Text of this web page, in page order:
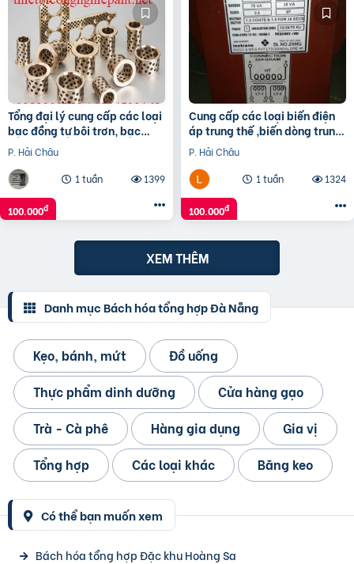
Tổng đại lý cung cấp các loại
bạc đồng tự bôi trơn, bạc
cầu, bạc Graphite
P. Hải Châu
1 tuần
1399
100.000đ
Cung cấp các loại biến điện
áp trung thế ,biến dòng trung
thế, tụ bù trung thế
P. Hải Châu
1 tuần
1324
100.000đ
XEM THÊM
Danh mục Bách hóa tổng hợp Đà Nẵng
Kẹo, bánh, mứt
Đồ uống
Thực phẩm dinh dưỡng
Cửa hàng gạo
Trà - Cà phê
Hàng gia dụng
Gia vị
Tổng hợp
Các loại khác Băng keo
Có thể bạn muốn xem
Bách hóa tổng hợp Đặc khu Hoàng Sa